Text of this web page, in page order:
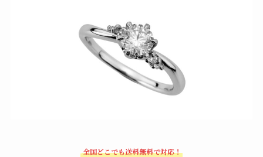
全国どこでも送料無料で対応！